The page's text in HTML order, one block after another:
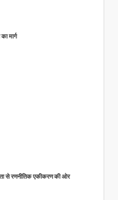
मार्ग
से रणनीतिक एकीकरण की ओर